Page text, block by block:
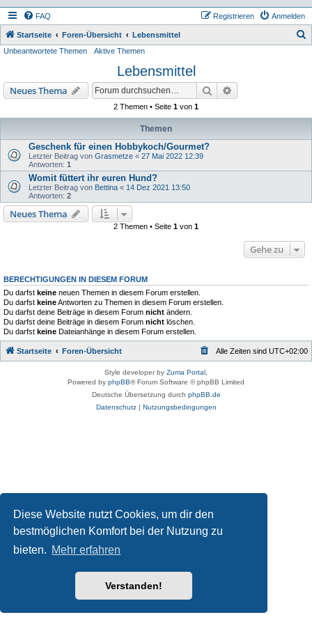
Diese Website nutzt Cookies, um dir den
bestmöglichen Komfort bei der Nutzung zu
bieten. Mehr erfahren
Verstanden!
FAQ Anmelden
Registrieren
Startseite Foren-Übersicht Lebensmittel
Unbeantwortete Themen Aktive Themen
Lebensmittel
Neues Thema Suche
2 Themen • Seite 1 von 1
Themen
Geschenk für einen Hobbykoch/Gourmet?
Letzter Beitrag von Grasmetze « 27 Mai 2022 12:39
Antworten: 1
Womit füttert ihr euren Hund?
Letzter Beitrag von Bettina « 14 Dez 2021 13:50
Antworten: 2
Neues Thema
2 Themen • Seite 1 von 1
Gehe zu
BERECHTIGUNGEN IN DIESEM FORUM
Du darfst keine neuen Themen in diesem Forum erstellen.
Du darfst keineAntworten zu Themen in diesem Forum erstellen.
Du darfst deine Beiträge in diesem Forum nicht ändern.
Du darfst deine Beiträge in diesem Forum nicht löschen.
Du darfst keine Dateianhänge in diesem Forum erstellen.
Startseite Foren-Übersicht Alle Zeiten sind UTC+02:00
Style developer by Zuma Portal
Powered by phpBB® Forum Software © phpBB Limited
Deutsche Übersetzung durch phpBB.de
Datenschutz| Nutzungsbedingungen